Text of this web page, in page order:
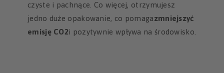
czyste i pachnące. Co więcej, otrzymujesz
jedno duże opakowanie, co pomagazmniejszyć
emisję CO2i pozytywnie wpływa na środowisko.